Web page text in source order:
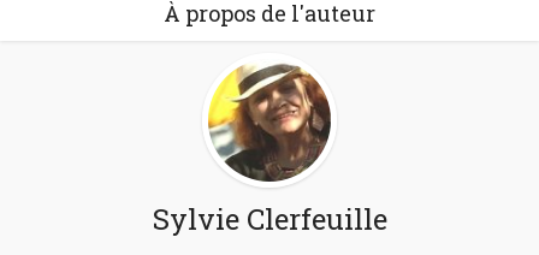
À propos de l'auteur
Sylvie Clerfeuille